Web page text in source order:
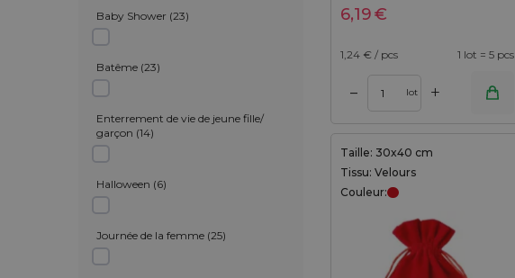
Baby Shower (23)
Batême (23)
Enterrement de vie de jeune fille/
garçon (14)
Halloween (6)
Journée de la femme (25)
6,19€
1,24 € / pcs 1 lot = 5 pcs
– lot +
Ajouter au panier
Taille: 30x40 cm
Tissu: Velours
Couleur: